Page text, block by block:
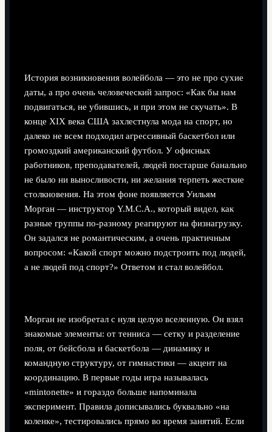
История возникновения волейбола — это не про сухие
даты, а про очень человеческий запрос: «Как бы нам
подвигаться, не убившись, и при этом не скучать». В
конце XIX века США захлестнула мода на спорт, но
далеко не всем подходил агрессивный баскетбол или
громоздкий американский футбол. У офисных
работников, преподавателей, людей постарше банально
не было ни выносливости, ни желания терпеть жесткие
столкновения. На этом фоне появляется Уильям
Морган — инструктор Y.M.C.A., который видел, как
разные группы по-разному реагируют на физнагрузку.
Он задался не романтическим, а очень практичным
вопросом: «Какой спорт можно подстроить под людей,
а не людей под спорт?» Ответом и стал волейбол.
Морган не изобретал с нуля целую вселенную. Он взял
знакомые элементы: от тенниса — сетку и разделение
поля, от бейсбола и баскетбола — динамику и
командную структуру, от гимнастики — акцент на
координацию. В первые годы игра называлась
«mintonette» и гораздо больше напоминала
эксперимент. Правила дописывались буквально «на
коленке», тестировались прямо во время занятий. Если